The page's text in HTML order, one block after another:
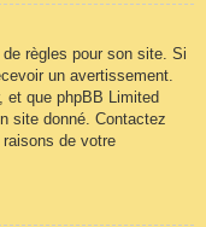
règles pour son site. Si
un avertissement.
et que phpBB Limited
site donné. Contactez
raisons de votre